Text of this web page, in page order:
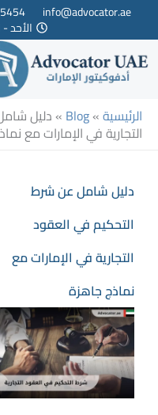
تخطي
المحتوى
info@advocator.ae
الأحد -
الرئيسية»
Blog
»دليل
التجارية في الإمارات مع
دليل شامل عن شرط
التحكيم في العقود
التجارية في الإمارات مع
نماذج جاهزة